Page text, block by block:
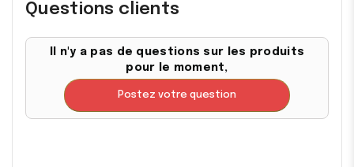
Questions clients
Il n'y a pas de questions sur les produits
pour le moment,
Postez votre question